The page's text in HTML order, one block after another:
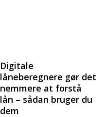
Digitale
låneberegnere gør det
nemmere at forstå
lån – sådan bruger du
dem